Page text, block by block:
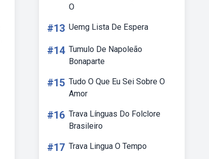
O
#13 Uemg Lista De Espera
#14 Tumulo De Napoleão
Bonaparte
#15 Tudo O Que Eu Sei Sobre O
Amor
#16 Trava Línguas Do Folclore
Brasileiro
#17 Trava Lingua O Tempo